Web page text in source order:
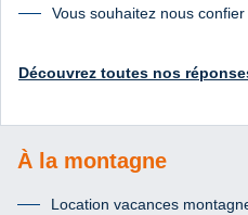
Vous souhaitez nous
Découvrez toutes nos
À la montagne
Location vacances